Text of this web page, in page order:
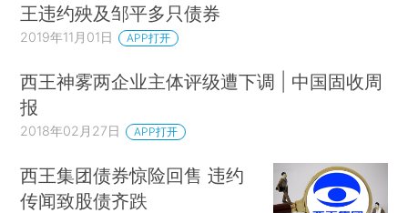
王违约殃及邹平多只债券
2019年11月01日 APP打开
西王神雾两企业主体评级遭下调 | 中国固收周
报
2018年02月27日 APP打开
西王集团债券惊险回售 违约
传闻致股债齐跌